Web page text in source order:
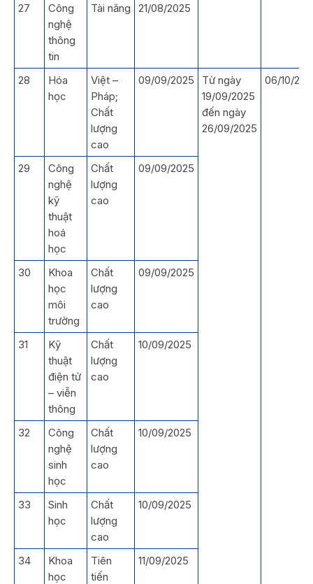
27
Công
nghệ
thông
tin
Tài năng 21/08/2025
28
Hóa
học
Việt –
Pháp;
Chất
lượng
cao
09/09/2025
Từ ngày
19/09/2025
đến ngày
26/09/2025
06/10/
29
Công
nghệ
kỹ
thuật
hoá
học
Chất
lượng
cao
09/09/2025
30
Khoa
học
môi
trường
Chất
lượng
cao
09/09/2025
31
Kỹ
thuật
điện tử
– viễn
thông
Chất
lượng
cao
10/09/2025
32
Công
nghệ
sinh
học
Chất
lượng
cao
10/09/2025
33
Sinh
học
Chất
lượng
cao
10/09/2025
34
Khoa
học
Tiên
tiến
11/09/2025